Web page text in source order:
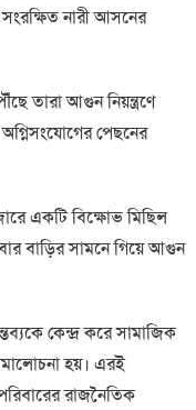
নারী আসনের
তারা আগুন নিয়ন্ত্রণে
পেছনের
একটি বিক্ষোভ মিছিল
বাড়ির সামনে গিয়ে আগুন
কেন্দ্র করে সামাজিক
হয়। এরই
পরিবারের রাজনৈতিক